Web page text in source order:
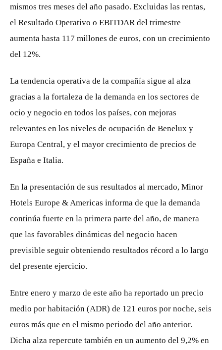
mismos tres meses del año pasado. Excluidas las rentas,
el Resultado Operativo o EBITDAR del trimestre
aumenta hasta 117 millones de euros, con un crecimiento
del 12%.
La tendencia operativa de la compañía sigue al alza
gracias a la fortaleza de la demanda en los sectores de
ocio y negocio en todos los países, con mejoras
relevantes en los niveles de ocupación de Benelux y
Europa Central, y el mayor crecimiento de precios de
España e Italia.
En la presentación de sus resultados al mercado, Minor
Hotels Europe & Americas informa de que la demanda
continúa fuerte en la primera parte del año, de manera
que las favorables dinámicas del negocio hacen
previsible seguir obteniendo resultados récord a lo largo
del presente ejercicio.
Entre enero y marzo de este año ha reportado un precio
medio por habitación (ADR) de 121 euros por noche, seis
euros más que en el mismo periodo del año anterior.
Dicha alza repercute también en un aumento del 9,2% en